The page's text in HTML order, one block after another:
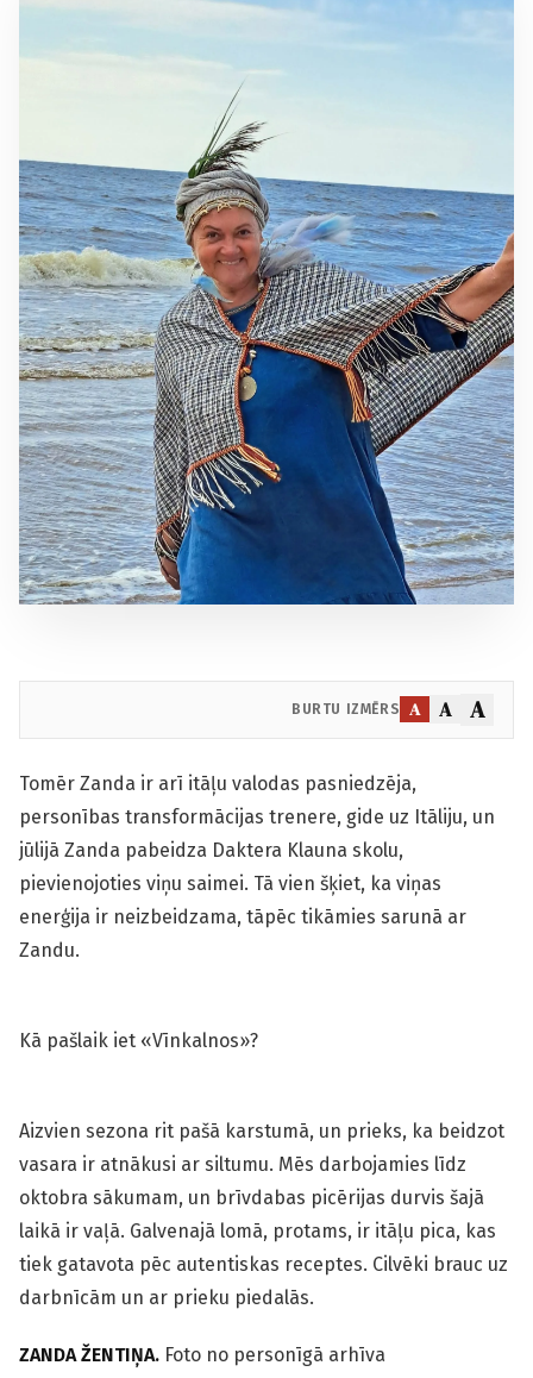
BURTU IZMĒRS A A A
Tomēr Zanda ir arī itāļu valodas pasniedzēja,
personības transformācijas trenere, gide uz Itāliju, un
jūlijā Zanda pabeidza Daktera Klauna skolu,
pievienojoties viņu saimei. Tā vien šķiet, ka viņas
enerģija ir neizbeidzama, tāpēc tikāmies sarunā ar
Zandu.
Kā pašlaik iet «Vīnkalnos»?
Aizvien sezona rit pašā karstumā, un prieks, ka beidzot
vasara ir atnākusi ar siltumu. Mēs darbojamies līdz
oktobra sākumam, un brīvdabas picērijas durvis šajā
laikā ir vaļā. Galvenajā lomā, protams, ir itāļu pica, kas
tiek gatavota pēc autentiskas receptes. Cilvēki brauc uz
darbnīcām un ar prieku piedalās.
ZANDA ŽENTIŅA. Foto no personīgā arhīva